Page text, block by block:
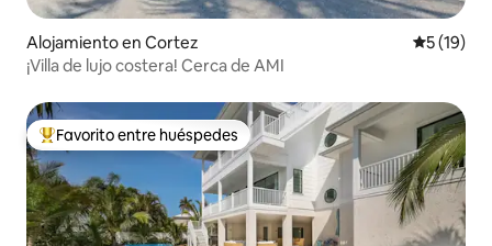
Alojamiento en Cortez
5 (19)
¡Villa de lujo costera! Cerca de AMI
Favorito entre huéspedes preferido
Favorito entre huéspedes